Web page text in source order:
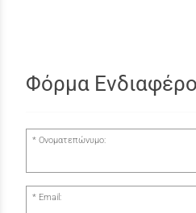
Φόρμα
Ονοματεπώνυμο:
Email: